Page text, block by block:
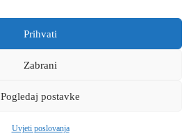
Prihvati
Zabrani
Pogledaj postavke
Uvjeti poslovanja